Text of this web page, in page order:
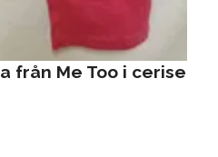
från Me Too i cerise